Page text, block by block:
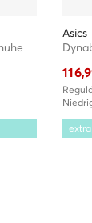
Asics
extra